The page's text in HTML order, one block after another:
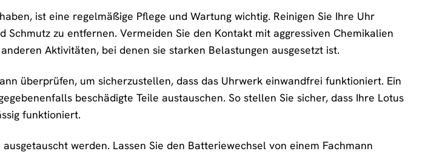
ist eine regelmäßige Pflege und Wartung wichtig. Reinigen Sie Ihre Uhr
Schmutz zu entfernen. Vermeiden Sie den Kontakt mit aggressiven Chemikalien
Aktivitäten, bei denen sie starken Belastungen ausgesetzt ist.
überprüfen, um sicherzustellen, dass das Uhrwerk einwandfrei funktioniert. Ein
beschädigte Teile austauschen. So stellen Sie sicher, dass Ihre Lotus
funktioniert.
werden. Lassen Sie den Batteriewechsel von einem Fachmann